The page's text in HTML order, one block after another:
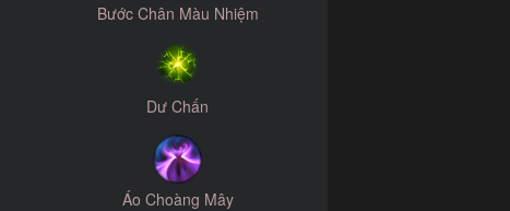
Bước Chân Màu Nhiệm
Dư Chấn
Áo Choàng Mây